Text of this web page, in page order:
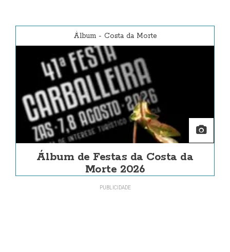
Álbum - Costa da Morte
Álbum de Festas da Costa da
Morte 2026